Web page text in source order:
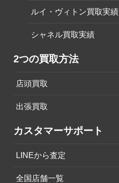
ルイ・ヴィトン買取実績
シャネル買取実績
2つの買取方法
店頭買取
出張買取
カスタマーサポート
LINEから査定
全国店舗一覧